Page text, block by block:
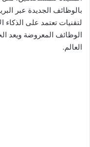
لتقنيات تعتمد على
الوظائف المعروضة ويعد
العالم.